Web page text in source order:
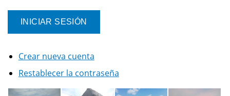
Crear nueva cuenta
Restablecer la contraseña